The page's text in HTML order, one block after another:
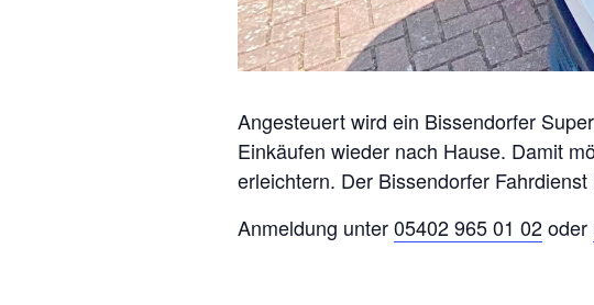
Angesteuert wird ein Bissendorfer
Einkäufen wieder nach Hause. Damit
erleichtern. Der Bissendorfer
Anmeldung unter05402 965 01 02oder